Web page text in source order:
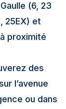
(6, 23
25EX) et
proximité
des
l’avenue
ou dans